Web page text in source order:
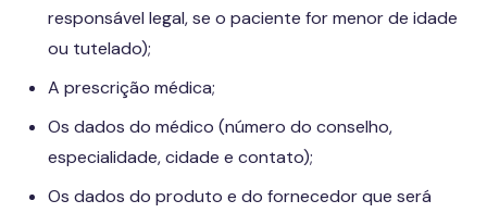
responsável legal, se o paciente for menor de idade
ou tutelado);
A prescrição médica;
Os dados do médico (número do conselho,
especialidade, cidade e contato);
Os dados do produto e do fornecedor que será